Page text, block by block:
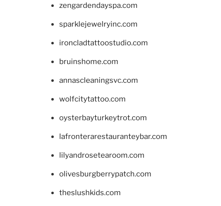
zengardendayspa.com
sparklejewelryinc.com
ironcladtattoostudio.com
bruinshome.com
annascleaningsvc.com
wolfcitytattoo.com
oysterbayturkeytrot.com
lafronterarestauranteybar.com
lilyandrosetearoom.com
olivesburgberrypatch.com
theslushkids.com